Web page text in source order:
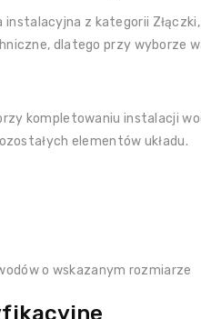
instalacyjna z kategorii
dlatego przy wyborze
kompletowaniu instalacji
elementów układu.
o wskazanym rozmiarze